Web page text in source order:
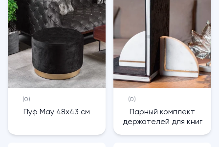
(0)
Пуф May 48х43 см
(0)
Парный комплект
держателей для книг